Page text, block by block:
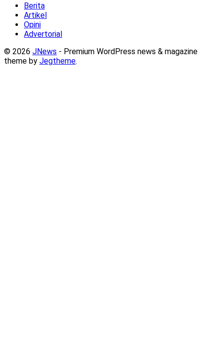
Berita
Artikel
Opini
Advertorial
© 2026 JNews - Premium WordPress news & magazine
theme by Jegtheme.